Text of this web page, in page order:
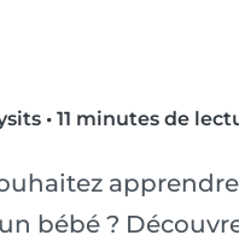
• 11 minutes de
bébé ?